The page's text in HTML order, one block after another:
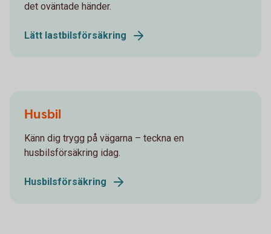
det oväntade händer.
Lätt lastbilsförsäkring
Husbil
Känn dig trygg på vägarna – teckna en
husbilsförsäkring idag.
Husbilsförsäkring